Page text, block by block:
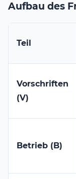
Aufbau des
Teil
Vorschriften
(V)
Betrieb (B)